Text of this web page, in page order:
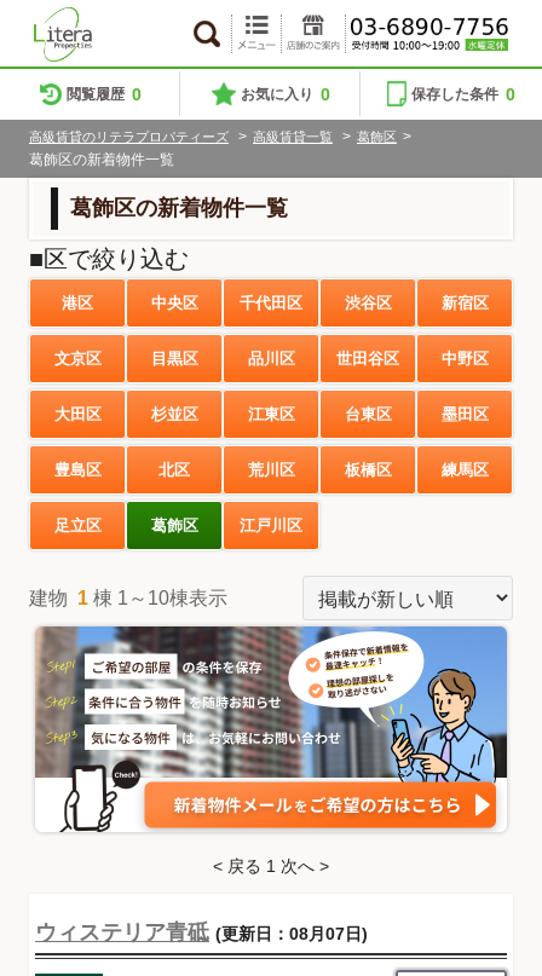
閲覧履歴 0 お気に入り 0 保存した条件 0
高級賃貸のリテラプロパティーズ > 高級賃貸一覧 > 葛飾区 >
葛飾区の新着物件一覧
葛飾区の新着物件一覧
■区で絞り込む
港区 中央区 千代田区 渋谷区 新宿区
文京区 目黒区 品川区 世田谷区 中野区
大田区 杉並区 江東区 台東区 墨田区
豊島区 北区 荒川区 板橋区 練馬区
足立区 葛飾区 江戸川区
建物 1 棟 1～10棟表示
< 戻る 1 次へ >
ウィステリア青砥 (更新日：08月07日)